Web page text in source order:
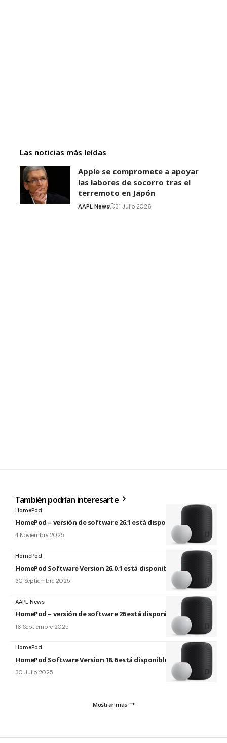
Las noticias más leídas
Apple se compromete a apoyar
las labores de socorro tras el
terremoto en Japón
AAPL News 31 Julio 2026
También podrían interesarte
HomePod
HomePod – versión de software 26.1 está disponible
4 Noviembre 2025
HomePod
HomePod Software Version 26.0.1 está disponible
30 Septiembre 2025
AAPL News
HomePod – versión de software 26 está disponible
16 Septiembre 2025
HomePod
HomePod Software Version 18.6 está disponible
30 Julio 2025
Mostrar más